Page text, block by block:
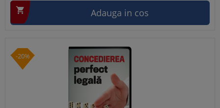
 Adauga in cos
-20%